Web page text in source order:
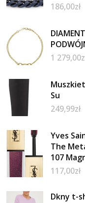
186,00zł
1 279,00
Su
249,99zł
Yves
The
107
117,00zł
Dkny t-